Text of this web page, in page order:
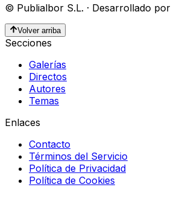
© Publialbor S.L. · Desarrollado por
Volver arriba
Secciones
Galerías
Directos
Autores
Temas
Enlaces
Contacto
Términos del Servicio
Política de Privacidad
Política de Cookies